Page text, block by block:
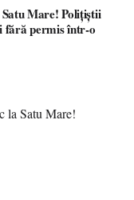
Mare! Polițiștii
fără permis într-o